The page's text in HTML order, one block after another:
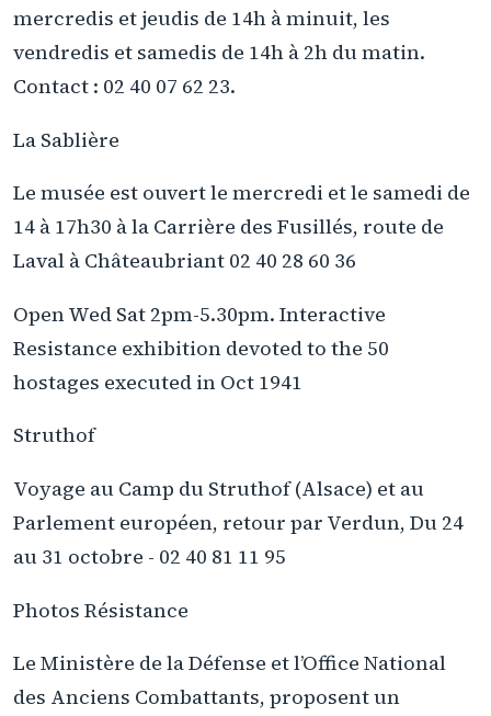
mercredis et jeudis de 14h à minuit, les
vendredis et samedis de 14h à 2h du matin.
Contact : 02 40 07 62 23.
La Sablière
Le musée est ouvert le mercredi et le samedi de
14 à 17h30 à la Carrière des Fusillés, route de
Laval à Châteaubriant 02 40 28 60 36
Open Wed Sat 2pm-5.30pm. Interactive
Resistance exhibition devoted to the 50
hostages executed in Oct 1941
Struthof
Voyage au Camp du Struthof (Alsace) et au
Parlement européen, retour par Verdun, Du 24
au 31 octobre - 02 40 81 11 95
Photos Résistance
Le Ministère de la Défense et l’Office National
des Anciens Combattants, proposent un